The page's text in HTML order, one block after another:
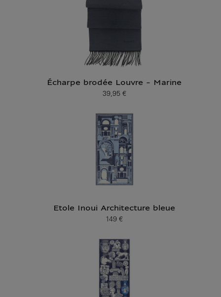
Écharpe brodée Louvre - Marine
Prix ​​actuel
39,95 €
Etole Inoui Architecture bleue
Prix ​​actuel
149 €